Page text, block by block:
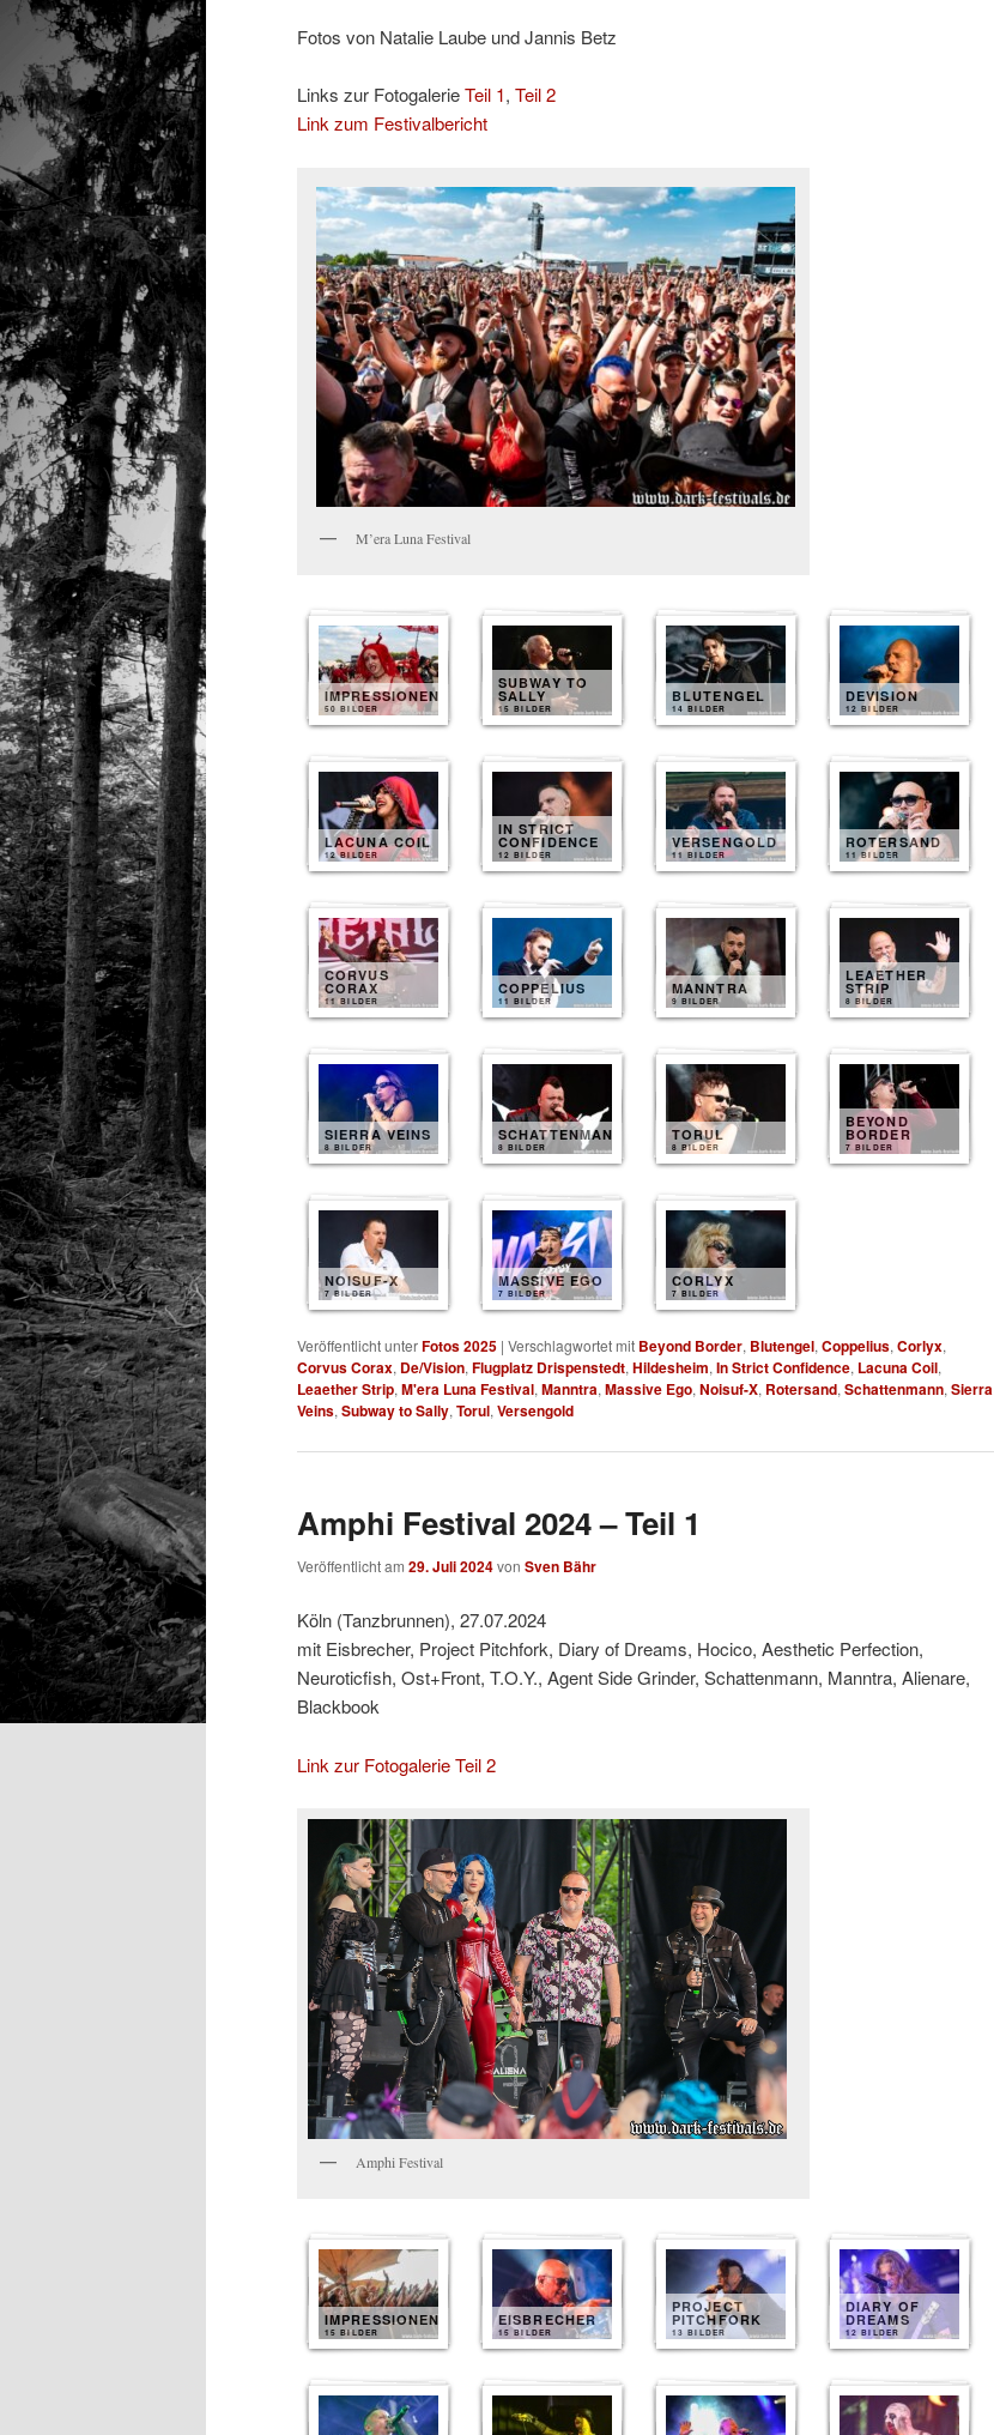
Fotos von Natalie Laube und Jannis Betz
Links zur FotogalerieTeil 1, Teil 2
Link zum Festivalbericht
M’era Luna Festival
IMPRESSIONEN
50 BILDER
SUBWAY TO
SALLY
15 BILDER
BLUTENGEL
14 BILDER
DEVISION
12 BILDER
LACUNA COIL
12 BILDER
IN STRICT
CONFIDENCE
12 BILDER
VERSENGOLD
11 BILDER
ROTERSAND
11 BILDER
CORVUS
CORAX
11 BILDER
COPPELIUS
11 BILDER
MANNTRA
9 BILDER
LEAETHER
STRIP
8 BILDER
SIERRA VEINS
8 BILDER
SCHATTENMANN
8 BILDER
TORUL
8 BILDER
BEYOND
BORDER
7 BILDER
NOISUF-X
7 BILDER
MASSIVE EGO
7 BILDER
CORLYX
7 BILDER
Veröffentlicht unterFotos 2025 | Verschlagwortet mit Beyond Border, Blutengel,Coppelius,Corlyx,
Corvus Corax, De/Vision,Flugplatz Drispenstedt,Hildesheim,In Strict Confidence, Lacuna Coil,
Leaether Strip,M'era Luna Festival,Manntra,Massive Ego,Noisuf-X, Rotersand,Schattenmann,Sierra
Veins,Subway to Sally,Torul,Versengold
Amphi Festival 2024 – Teil 1
Veröffentlicht am 29. Juli 2024von Sven Bähr
Köln (Tanzbrunnen), 27.07.2024
mit Eisbrecher, Project Pitchfork, Diary of Dreams, Hocico, Aesthetic Perfection,
Neuroticfish, Ost+Front, T.O.Y., Agent Side Grinder, Schattenmann, Manntra, Alienare,
Blackbook
Link zur Fotogalerie Teil 2
Amphi Festival
IMPRESSIONEN
15 BILDER
EISBRECHER
15 BILDER
PROJECT
PITCHFORK
13 BILDER
DIARY OF
DREAMS
12 BILDER